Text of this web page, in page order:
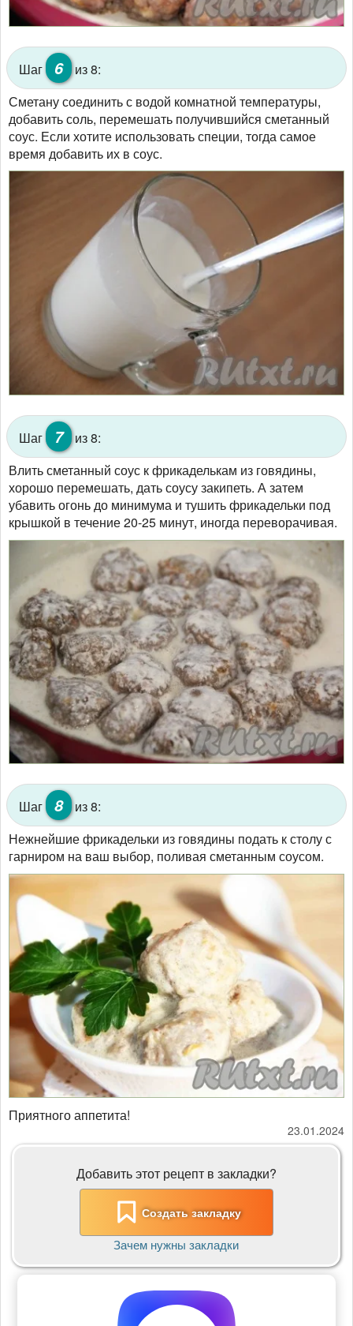
Шаг 6
из 8:
Сметану соединить с водой комнатной температуры,
добавить соль, перемешать получившийся сметанный
соус. Если хотите использовать специи, тогда самое
время добавить их в соус.
Шаг 7
из 8:
Влить сметанный соус к фрикаделькам из говядины,
хорошо перемешать, дать соусу закипеть. А затем
убавить огонь до минимума и тушить фрикадельки под
крышкой в течение 20-25 минут, иногда переворачивая.
Шаг 8
из 8:
Нежнейшие фрикадельки из говядины подать к столу с
гарниром на ваш выбор, поливая сметанным соусом.
Приятного аппетита!
23.01.2024
Добавить этот рецепт в закладки?
Создать закладку
Зачем нужны закладки